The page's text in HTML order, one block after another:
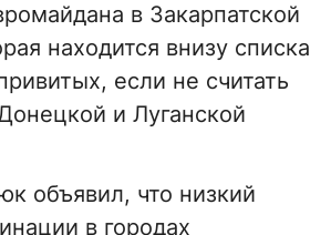
в Закарпатской
находится внизу списка
если не считать
и Луганской
объявил, что низкий
в городах